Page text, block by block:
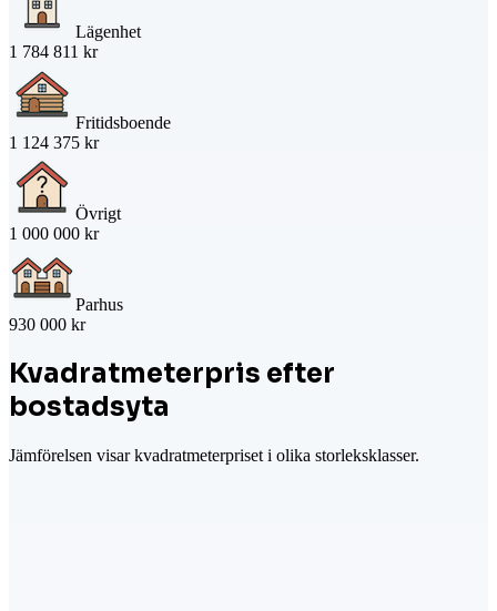
Lägenhet
1 784 811 kr
Fritidsboende
1 124 375 kr
Övrigt
1 000 000 kr
Parhus
930 000 kr
Kvadratmeterpris efter
bostadsyta
Jämförelsen visar kvadratmeterpriset i olika storleksklasser.